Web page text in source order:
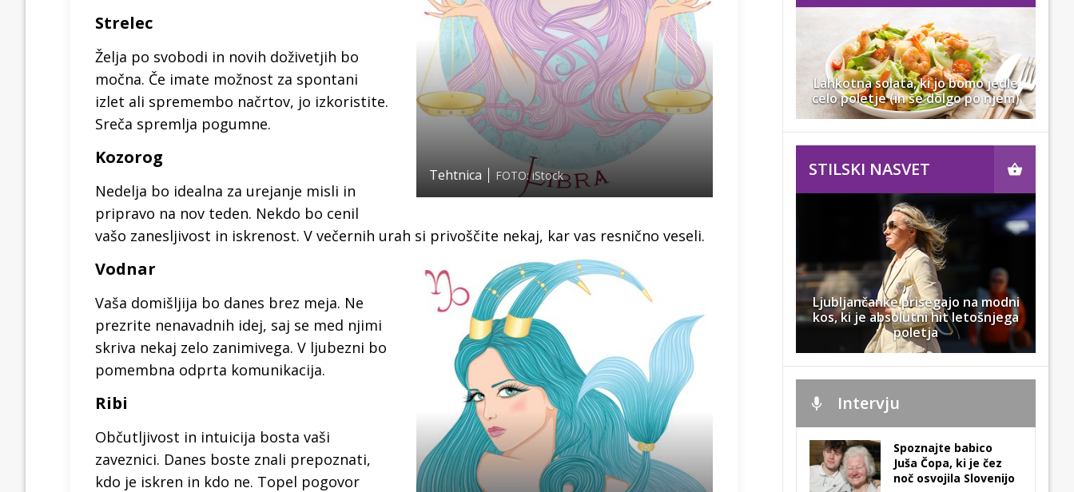
Tehtnica FOTO: iStock
Strelec
Želja po svobodi in novih doživetjih bo
močna. Če imate možnost za spontani
izlet ali spremembo načrtov, jo izkoristite.
Sreča spremlja pogumne.
Kozorog
Nedelja bo idealna za urejanje misli in
pripravo na nov teden. Nekdo bo cenil
vašo zanesljivost in iskrenost. V večernih urah si privoščite nekaj, kar vas resnično veseli.
Vodnar
Vaša domišljija bo danes brez meja. Ne
prezrite nenavadnih idej, saj se med njimi
skriva nekaj zelo zanimivega. V ljubezni bo
pomembna odprta komunikacija.
Ribi
Občutljivost in intuicija bosta vaši
zaveznici. Danes boste znali prepoznati,
kdo je iskren in kdo ne. Topel pogovor
Lahkotna solata, ki jo bomo jedle
celo poletje (in še dolgo po njem)
STILSKI NASVET
Ljubljančanke prisegajo na modni
kos, ki je absolutni hit letošnjega
poletja
Intervju
Spoznajte babico
Juša Čopa, ki je čez
noč osvojila Slovenijo